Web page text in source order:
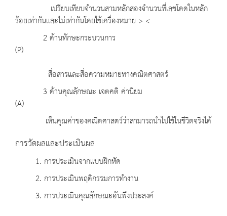
เปรียบเทียบจำนวนสามหลักสองจำนวนที่เลขโดดในหลัก
ร้อยเท่ากันและไม่เท่ากันโดยใช้เครื่องหมาย > <
2 ด้านทักษะกระบวนการ
(P)
สื่อสารและสื่อความหมายทางคณิตศาสตร์
3 ด้านคุณลักษณะ เจตคติ ค่านิยม
(A)
เห็นคุณค่าของคณิตศาสตร์ว่าสามารถนำไปใช้ในชีวิตจริงได้
การวัดผลและประเมินผล
1. การประเมินจากแบบฝึกหัด
2. การประเมินพฤติกรรมการทำงาน
3. การประเมินคุณลักษณะอันพึงประสงค์